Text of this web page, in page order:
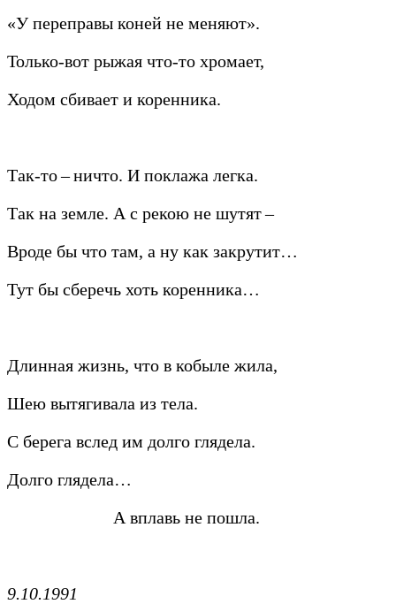
«У переправы коней не меняют».
Только-вот рыжая что-то хромает,
Ходом сбивает и коренника.
Так-то – ничто. И поклажа легка.
Так на земле. А с рекою не шутят –
Вроде бы что там, а ну как закрутит…
Тут бы сберечь хоть коренника…
Длинная жизнь, что в кобыле жила,
Шею вытягивала из тела.
С берега вслед им долго глядела.
Долго глядела…
А вплавь не пошла.
9.10.1991